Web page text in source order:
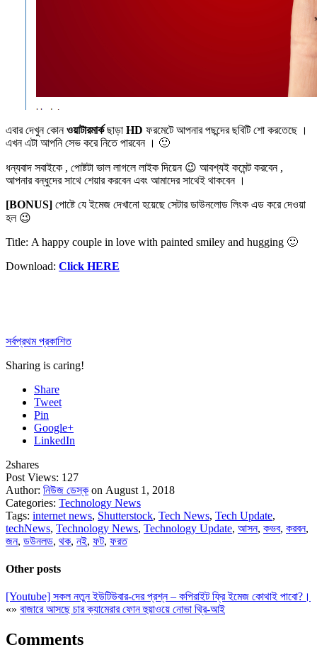
এবার দেখুন কোনওয়াটারমার্কছাড়া HD ফরমেটে আপনার পছন্দের ছবিটি শো করতেছে ।
এখন এটা আপনি সেভ করে নিতে পারবেন । 🙂
ধন্যবাদ সবাইকে , পোষ্টটা ভাল লাগলে লাইক দিয়েন 😉 আবশ্যই কমেন্ট করবেন ,
আপনার বন্ধুদের সাথে শেয়ার করবেন এবং আমাদের সাথেই থাকবেন ।
[BONUS] পোষ্টে যে ইমেজ দেখানো হয়েছে সেটার ডাউনলোড লিংক এড করে দেওয়া
হল 😉
Title: A happy couple in love with painted smiley and hugging 🙂
Download: Click HERE
সর্বপ্রথম প্রকাশিত
Sharing is caring!
Share
Tweet
Pin
Google+
LinkedIn
2shares
Post Views: 127
Author: নিউজ ডেস্ক on August 1, 2018
Categories: Technology News
Tags: internet news, Shutterstock, Tech News, Tech Update,
techNews, Technology News, Technology Update, আসন, কভব, করবন,
জন, ডউনলড, থক, নই, ফট, ফরত
Other posts
[Youtube] সকল নতুন ইউটিউবার-দের প্রশ্ন – কপিরাইট ফ্রি ইমেজ কোথাই পাবো?।
«» বাজারে আসছে চার ক্যামেরার ফোন হুয়াওয়ে নোভা থ্রি-আই
Comments